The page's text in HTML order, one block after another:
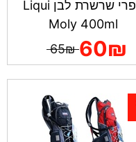
ספרי שרשרת לבן Liqui
Moly 400ml
60₪
65₪